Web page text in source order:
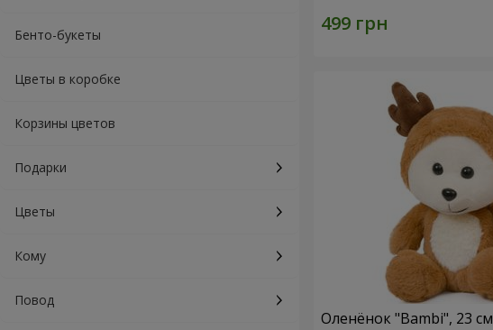
Бенто-букеты
Цветы в коробке
Корзины цветов
Подарки
Цветы
Кому
Повод
Оленёнок "Bambi", 23 см